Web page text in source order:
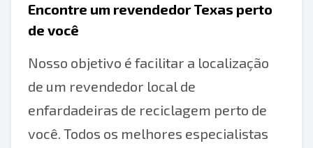
Encontre um revendedor Texas perto
de você
Nosso objetivo é facilitar a localização
de um revendedor local de
enfardadeiras de reciclagem perto de
você. Todos os melhores especialistas